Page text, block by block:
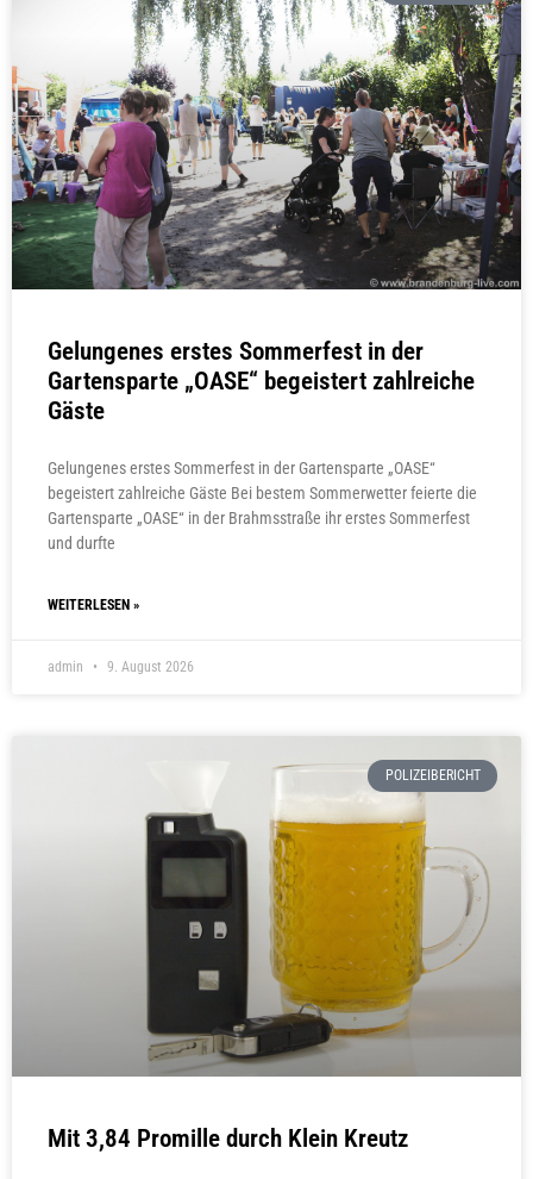
Gelungenes erstes Sommerfest in der
Gartensparte „OASE“ begeistert zahlreiche
Gäste
Gelungenes erstes Sommerfest in der Gartensparte „OASE“
begeistert zahlreiche Gäste Bei bestem Sommerwetter feierte die
Gartensparte „OASE“ in der Brahmsstraße ihr erstes Sommerfest
und durfte
WEITERLESEN »
admin 9. August 2026
POLIZEIBERICHT
Mit 3,84 Promille durch Klein Kreutz